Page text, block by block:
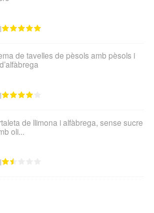
|
de tavelles de pèsols amb pèsols i
|
de llimona i alfàbrega, sense sucre
oli...
|